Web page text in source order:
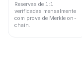
Reservas de 1:1
verificadas mensalmente
com prova de Merkle on-
chain.